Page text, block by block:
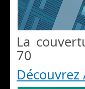
La
70
Découvrez